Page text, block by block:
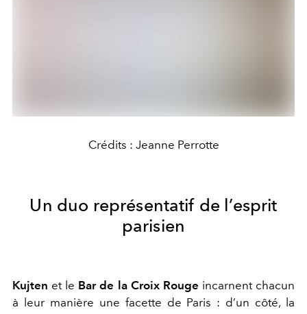
Crédits : Jeanne Perrotte
Un duo représentatif de l’esprit
parisien
Kujten et le Bar de la Croix Rouge incarnent chacun
à leur manière une facette de Paris : d’un côté, la